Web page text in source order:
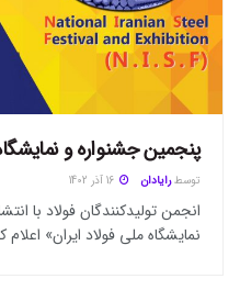
پنجمین جشنواره و
توسط رایادان
انجمن تولیدکنندگان فولاد با
نمایشگاه ملی فولاد ایران»